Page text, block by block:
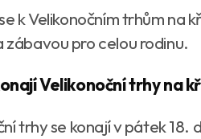
k Velikonočním trhům na
zábavou pro celou rodinu.
Velikonoční trhy na
trhy se konají v pátek 18.